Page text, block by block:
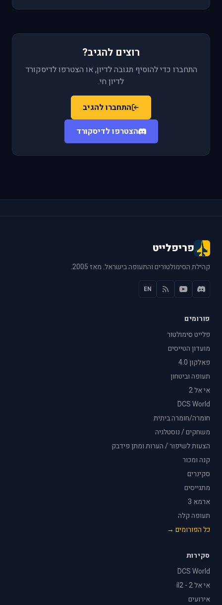
רוצים להגיב?
התחברו כדי להוסיף תגובה לדיון, או הצטרפו לדיסקורד
לדיון חי.
התחברו להגיב
הצטרפו לדיסקורד
פריפלייט
קהילת הסימולטורים והתעופה בישראל. מאז 2005.
EN
פורומים
פלייט סימולטור
מועדון הטייסים
פאלקון 4.0
תעופה וביטחון
אי אל 2
DCS World
חומרה/חומרה ביתית
משחקים / נוסטלגיה
הצעות לשיפור / הערות ומתן פידבק
קנה ומכור
סקינרים
מתגייסים
ארמא 3
תעופה קלה
כל הפורומים →
סקירות
DCS World
אי אל 2 - il2
אירועים